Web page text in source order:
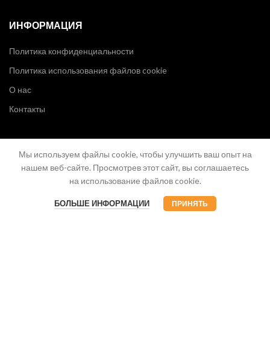
ИНФОРМАЦИЯ
Политика конфиденциальности
Политика использования файлов cookie
О нас
Контакты
Мы используем файлы cookie, чтобы улучшить ваш опыт на
нашем веб-сайте. Просмотрев этот сайт, вы соглашаетесь
на использование файлов cookie.
БОЛЬШЕ ИНФОРМАЦИИ ПРИНЯТЬ